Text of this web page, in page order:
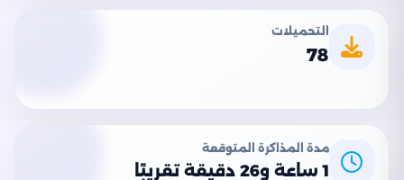
التحميلات
78
مدة المذاكرة المتوقعة
1 ساعة و26 دقيقة تقريبًا